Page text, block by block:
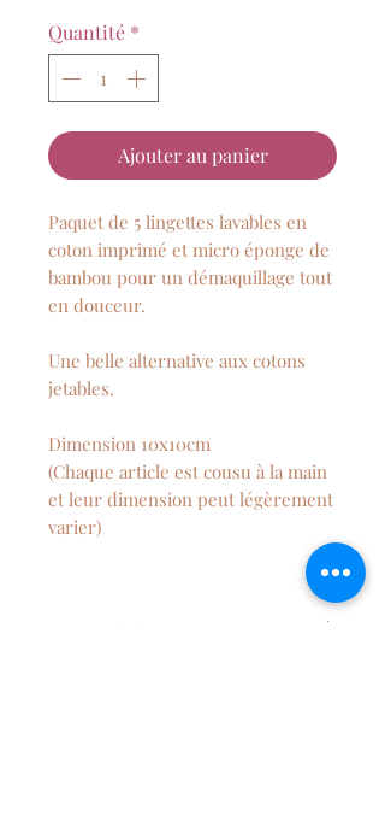
Quantité *
Ajouter au panier
Paquet de 5 lingettes lavables en
coton imprimé et micro éponge de
bambou pour un démaquillage tout
en douceur.
Une belle alternative aux cotons
jetables.
Dimension 10x10cm
(Chaque article est cousu à la main
et leur dimension peut légèrement
varier)